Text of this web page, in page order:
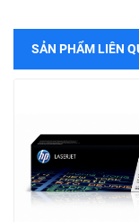
SẢN PHẨM LIÊN